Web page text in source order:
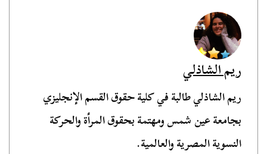
ريم الشاذلي
ريم الشاذلي طالبة في كلية حقوق القسم الإنجليزي
بجامعة عين شمس ومهتمة بحقوق المرأة والحركة
النسوية المصرية والعالمية.